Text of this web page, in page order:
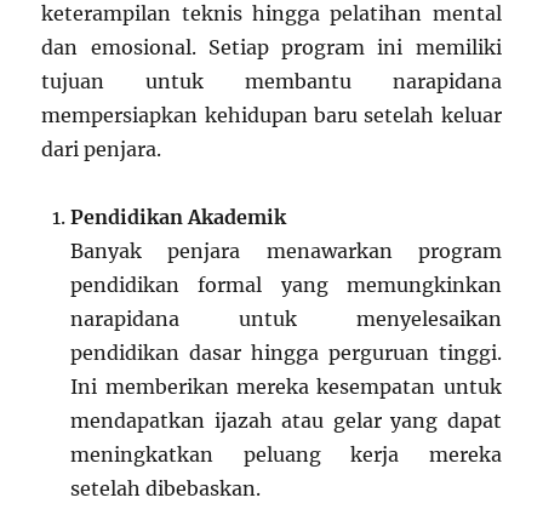
keterampilan teknis hingga pelatihan mental
dan emosional. Setiap program ini memiliki
tujuan untuk membantu narapidana
mempersiapkan kehidupan baru setelah keluar
dari penjara.
Pendidikan Akademik
Banyak penjara menawarkan program
pendidikan formal yang memungkinkan
narapidana untuk menyelesaikan
pendidikan dasar hingga perguruan tinggi.
Ini memberikan mereka kesempatan untuk
mendapatkan ijazah atau gelar yang dapat
meningkatkan peluang kerja mereka
setelah dibebaskan.